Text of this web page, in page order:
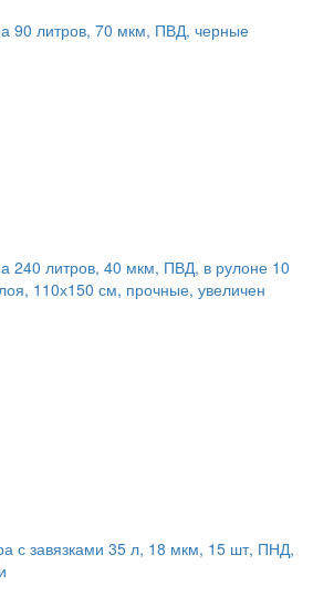
90 литров, 70 мкм, ПВД, черные
240 литров, 40 мкм, ПВД, в рулоне 10
110х150 см, прочные, увеличен
с завязками 35 л, 18 мкм, 15 шт, ПНД,